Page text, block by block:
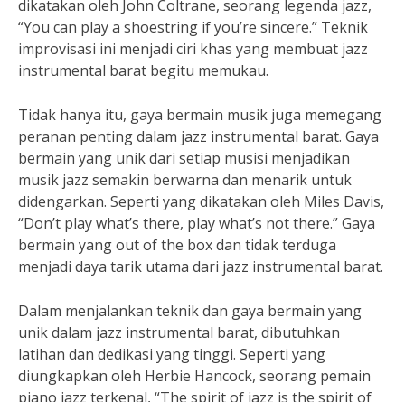
dikatakan oleh John Coltrane, seorang legenda jazz,
“You can play a shoestring if you’re sincere.” Teknik
improvisasi ini menjadi ciri khas yang membuat jazz
instrumental barat begitu memukau.
Tidak hanya itu, gaya bermain musik juga memegang
peranan penting dalam jazz instrumental barat. Gaya
bermain yang unik dari setiap musisi menjadikan
musik jazz semakin berwarna dan menarik untuk
didengarkan. Seperti yang dikatakan oleh Miles Davis,
“Don’t play what’s there, play what’s not there.” Gaya
bermain yang out of the box dan tidak terduga
menjadi daya tarik utama dari jazz instrumental barat.
Dalam menjalankan teknik dan gaya bermain yang
unik dalam jazz instrumental barat, dibutuhkan
latihan dan dedikasi yang tinggi. Seperti yang
diungkapkan oleh Herbie Hancock, seorang pemain
piano jazz terkenal, “The spirit of jazz is the spirit of